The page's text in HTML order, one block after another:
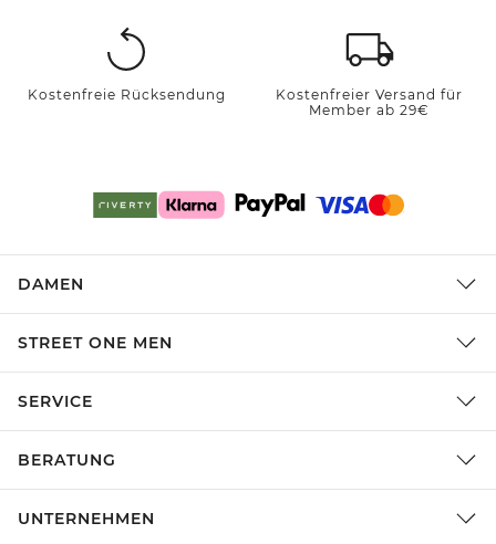
Kostenfreie Rücksendung
Kostenfreier Versand für
Member ab 29€
DAMEN
STREET ONE MEN
SERVICE
BERATUNG
UNTERNEHMEN